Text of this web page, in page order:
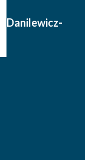
Danilewicz-